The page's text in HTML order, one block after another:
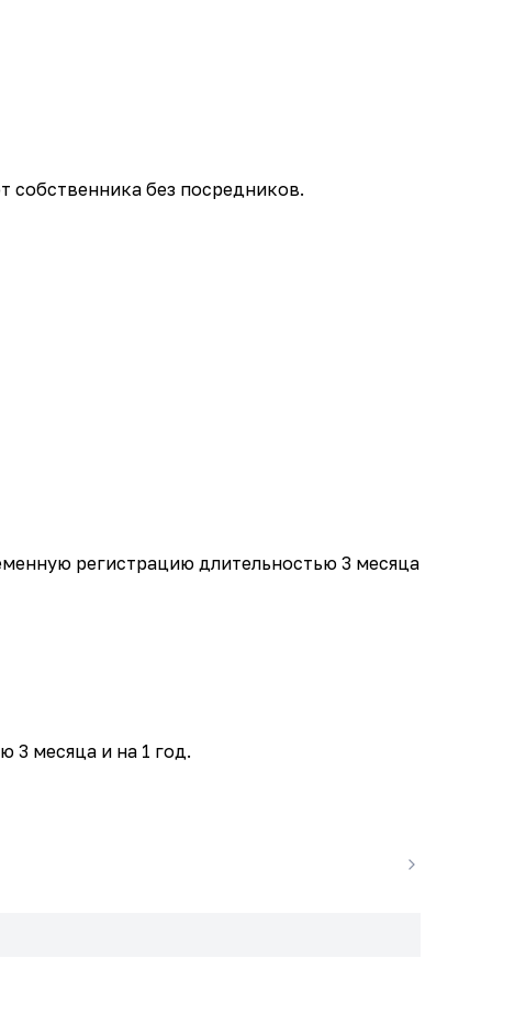
собственника без посредников.
регистрацию длительностью 3 месяца
месяца и на 1 год.